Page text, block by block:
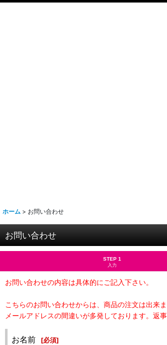
ホーム > お問い合わせ
お問い合わせ
STEP 1
入力
お問い合わせの内容は具体的にご記入下さい。
こちらのお問い合わせからは、商品の注文は出来
メールアドレスの間違いが多発しております。返
お名前 [必須]